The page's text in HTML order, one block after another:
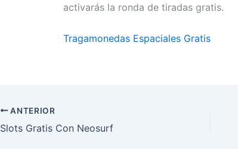
activarás la ronda de tiradas gratis.
Tragamonedas Espaciales Gratis
ANTERIOR
Slots Gratis Con Neosurf